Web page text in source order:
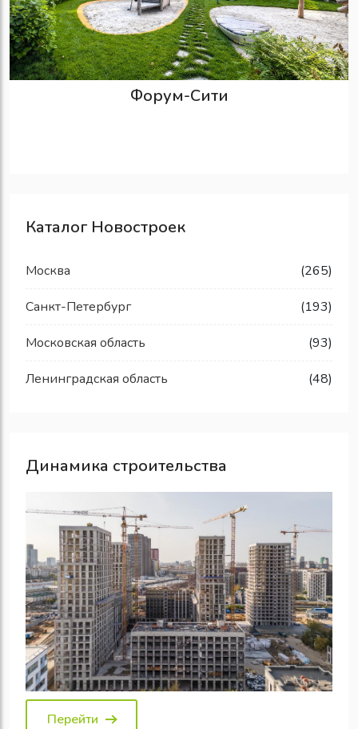
Форум-Сити
Каталог Новостроек
Москва (265)
Санкт-Петербург (193)
Московская область (93)
Ленинградская область (48)
Динамика строительства
Перейти